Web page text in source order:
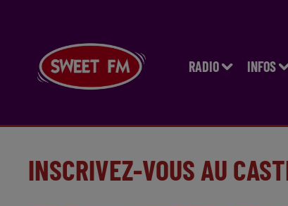
RADIO INFOS
INSCRIVEZ-VOUS AU